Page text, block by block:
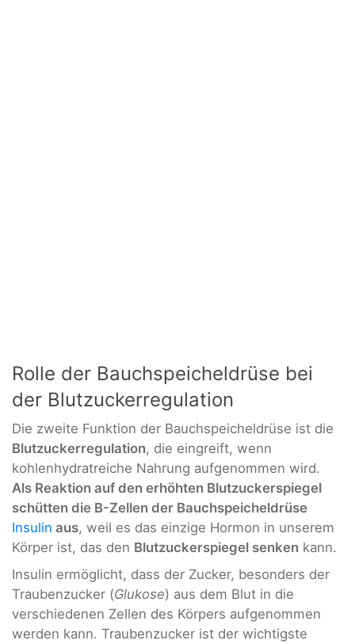
Rolle der Bauchspeicheldrüse bei
der Blutzuckerregulation
Die zweite Funktion der Bauchspeicheldrüse ist die
Blutzuckerregulation, die eingreift, wenn
kohlenhydratreiche Nahrung aufgenommen wird.
Als Reaktion auf den erhöhten Blutzuckerspiegel
schütten die B-Zellen der Bauchspeicheldrüse
Insulin aus, weil es das einzige Hormon in unserem
Körper ist, das den Blutzuckerspiegel senken kann.
Insulin ermöglicht, dass der Zucker, besonders der
Traubenzucker (Glukose) aus dem Blut in die
verschiedenen Zellen des Körpers aufgenommen
werden kann. Traubenzucker ist der wichtigste